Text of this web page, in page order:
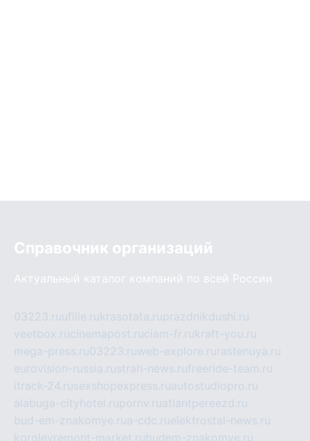
Справочник организаций
Актуальный каталог компаний по всей России
03223.ruufille.rukrasotata.ruprazdnikdushi.ru
veetbox.rucinemapost.ruciam-fr.rukraft-you.ru
mega-press.ru03223.ruweb-explore.ru rastenuya.ru
eurovision-russia.rustrah-news.rufreeride-team.ru
itrack-24.rusexshopexpress.ruautostudiopro.ru
alabuga-cityhotel.rupornv.ruatlantpereezd.ru
bud-em-znakomye.rua-cdc.ruelektrostal-news.ru
korolevremont-market.rubudem-znakomye.ru